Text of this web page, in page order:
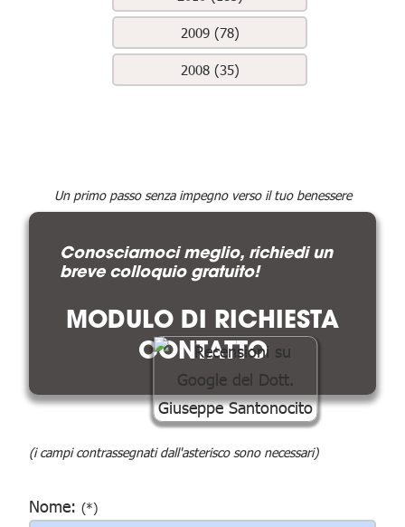
2009 (78)
2008 (35)
Un primo passo senza impegno verso il tuo benessere
Conosciamoci meglio, richiedi un
breve colloquio gratuito!
MODULO DI RICHIESTA
CONTATTO
(i campi contrassegnati dall'asterisco sono necessari)
Nome: (*)